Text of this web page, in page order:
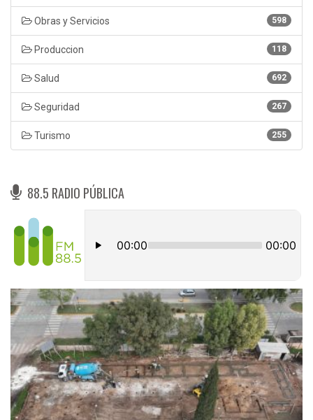
598
Obras y Servicios
118
Produccion
692
Salud
267
Seguridad
255
Turismo
88.5 RADIO PÚBLICA